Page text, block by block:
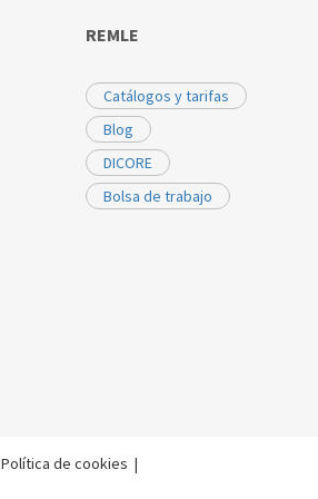
REMLE
Catálogos y tarifas
Blog
DICORE
Bolsa de trabajo
Política de cookies |